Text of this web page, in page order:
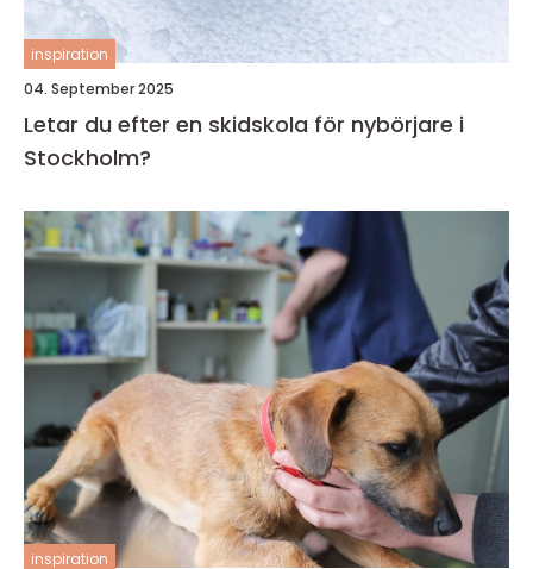
inspiration
04. September 2025
Letar du efter en skidskola för nybörjare i
Stockholm?
inspiration